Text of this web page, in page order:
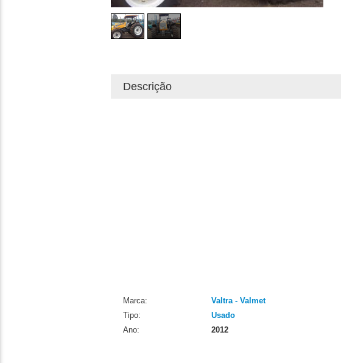
Descrição
Marca:
Valtra - Valmet
Tipo:
Usado
Ano:
2012